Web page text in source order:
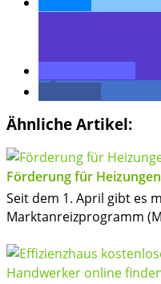
Ähnliche Artikel:
Förderung für
Seit dem 1. April gibt es
Marktanreizprogramm